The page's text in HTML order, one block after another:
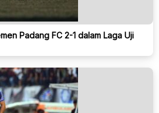
Padang FC 2-1 dalam Laga Uji